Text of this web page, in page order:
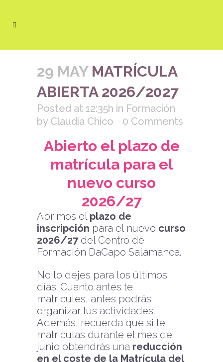
29 MAYMATRÍCULA
ABIERTA 2026/2027
Posted at 12:35h in Formación
by Claudia Chico 0 Comments
Abierto el plazo de
matrícula para el
nuevo curso
2026/27
Abrimos el plazo de
inscripción para el nuevo curso
2026/27 del Centro de
Formación DaCapo Salamanca.
No lo dejes para los últimos
días. Cuanto antes te
matricules, antes podrás
organizar tus actividades.
Además, recuerda que si te
matriculas durante el mes de
junio obtendrás una reducción
en el coste de la Matrícula del